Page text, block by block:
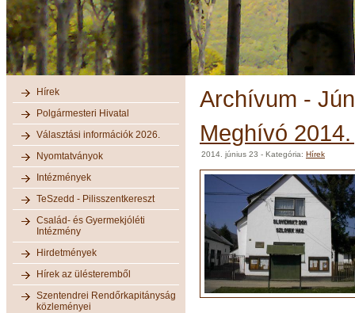
Hírek
Polgármesteri Hivatal
Választási információk 2026.
Nyomtatványok
Intézmények
TeSzedd - Pilisszentkereszt
Család- és Gyermekjóléti
Intézmény
Hirdetmények
Hírek az ülésteremből
Szentendrei Rendőrkapitányság
közleményei
Archívum -
Meghívó
2014. június 23 - Kategória: Hírek